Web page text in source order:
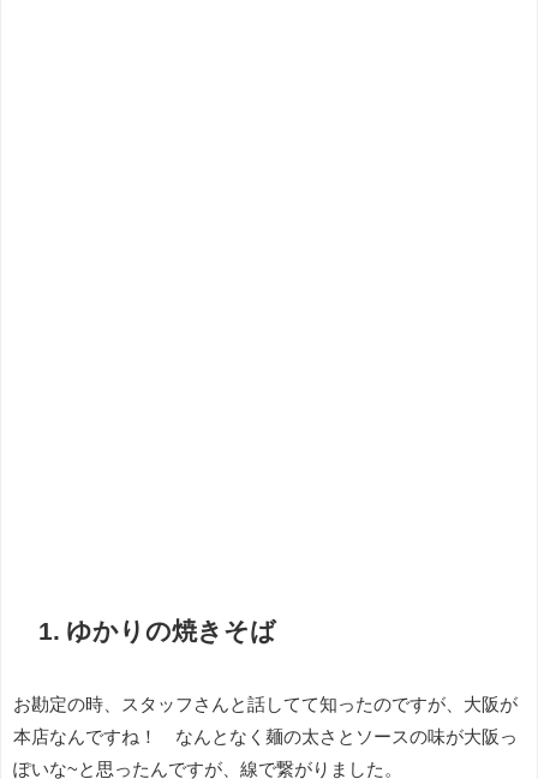
1. ゆかりの焼きそば
お勘定の時、スタッフさんと話してて知ったのですが、大阪が
本店なんですね！ なんとなく麺の太さとソースの味が大阪っ
ぽいな~と思ったんですが、線で繋がりました。